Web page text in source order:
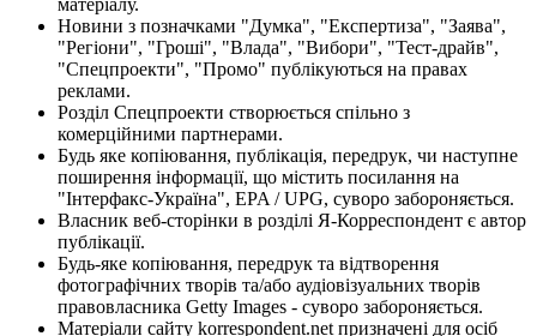
Новини з позначками "Думка", "Експертиза", "Заява",
"Регіони", "Гроші", "Влада", "Вибори", "Тест-драйв",
"Спецпроекти", "Промо" публікуються на правах
реклами.
Розділ Спецпроекти створюється спільно з
комерційними партнерами.
Будь яке копіювання, публікація, передрук, чи наступне
поширення інформації, що містить посилання на
"Інтерфакс-Україна", EPA / UPG, суворо забороняється.
Власник веб-сторінки в розділі Я-Корреспондент є автор
публікації.
Будь-яке копіювання, передрук та відтворення
фотографічних творів та/або аудіовізуальних творів
правовласника Getty Images - суворо забороняється.
Матеріали сайту korrespondent.net призначені для осіб